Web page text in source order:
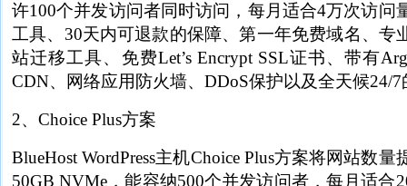
许100个并发访问者同时访问，每月适合4万次访问
工具、30天内可退款的保障、第一年免费域名、专
站迁移工具、免费Let’s Encrypt SSL证书、带有
CDN、网络应用防火墙、DDoS保护以及全天候24/
2、Choice Plus方案
BlueHost WordPress主机Choice Plus方案将网站数
50GB NVMe，能容纳500个并发访问者，每月适合